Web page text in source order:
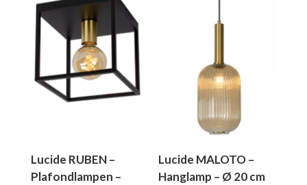
Lucide RUBEN –
Plafondlampen –
Lucide MALOTO –
Hanglamp – Ø 20 cm